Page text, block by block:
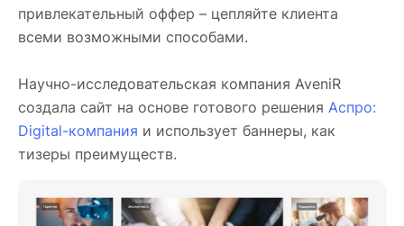
привлекательный оффер – цепляйте клиента
всеми возможными способами.
Научно-исследовательская компания AveniR
создала сайт на основе готового решения Аспро:
Digital-компания и использует баннеры, как
тизеры преимуществ.